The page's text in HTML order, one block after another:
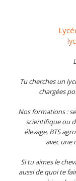
Tu cherches un
chargées
Nos formations :
scientifique ou
élevage, BTS
avec une
Si tu aimes le
aussi de quoi te